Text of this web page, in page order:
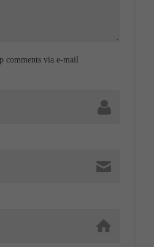
comments via e-mail